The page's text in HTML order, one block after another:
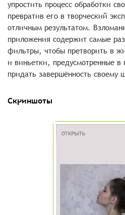
упростить процесс обработки
превратив его в творческий
отличным результатом.
приложения содержит самые
фильтры, чтобы претворить в
и виньетки, предусмотренные
придать завершённость своему
Скриншоты